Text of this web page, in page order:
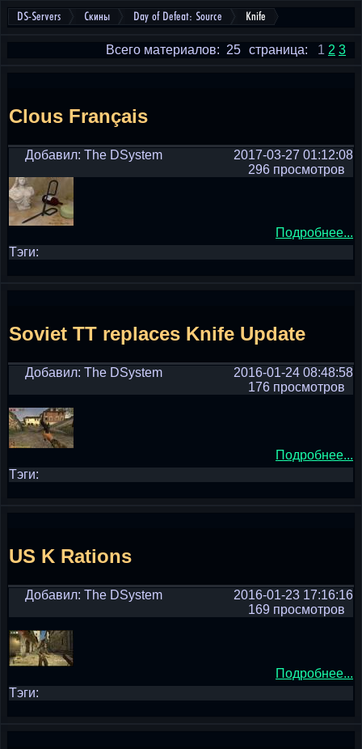
DS-Servers Скины Day of Defeat: Source Knife
страница: 1 2 3
Всего материалов: 25
Clous Français
Добавил: The DSystem
2017-03-27 01:12:08
296 просмотров
Подробнее...
Тэги:
Soviet TT replaces Knife Update
Добавил: The DSystem
2016-01-24 08:48:58
176 просмотров
Подробнее...
Тэги:
US K Rations
Добавил: The DSystem
2016-01-23 17:16:16
169 просмотров
Подробнее...
Тэги: